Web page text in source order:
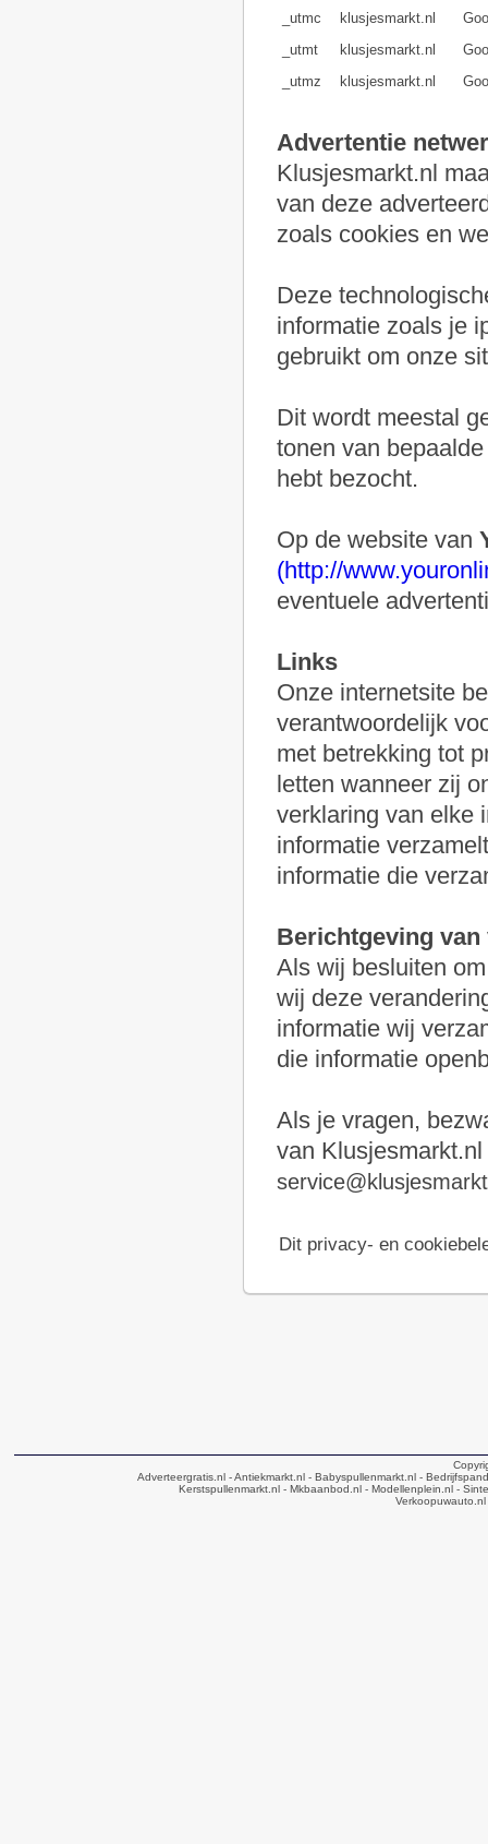
_utmc klusjesmarkt.nl
_utmt
klusjesmarkt.nl
_utmz
klusjesmarkt.nl
Advertentie
Klusjesmarkt.nl
van deze
zoals cookies en
Deze
informatie zoals je
gebruikt om onze
Dit wordt meestal
tonen van
hebt bezocht.
Op de website van
(http://
eventuele
Links
Onze internetsite
verantwoordelijk
met betrekking tot
letten wanneer zij
verklaring van elke
informatie
informatie die
Berichtgeving
Als wij besluiten
wij deze
informatie wij
die informatie
Als je vragen,
van
Dit privacy- en
Adverteergratis.nl - Antiekmarkt.nl - Babyspullenmarkt.nl -
Kerstspullenmarkt.nl- Mkbaanbod.nl- Modellenplein.nl-
Verkoopuwauto.nl